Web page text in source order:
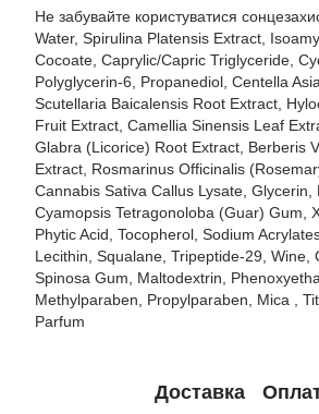
Не забувайте користуватися
Water, Spirulina Platensis Extract,
Cocoate, Caprylic/Capric Triglyceride,
Polyglycerin-6, Propanediol, Centella
Scutellaria Baicalensis Root Extract,
Fruit Extract, Camellia Sinensis Leaf
Glabra (Licorice) Root Extract, Berberis
Extract, Rosmarinus Officinalis
Cannabis Sativa Callus Lysate, Glycerin,
Cyamopsis Tetragonoloba (Guar) Gum,
Phytic Acid, Tocopherol, Sodium
Lecithin, Squalane, Tripeptide-29, Wine,
Spinosa Gum, Maltodextrin,
Methylparaben, Propylparaben, Mica ,
Рarfum
Доставка